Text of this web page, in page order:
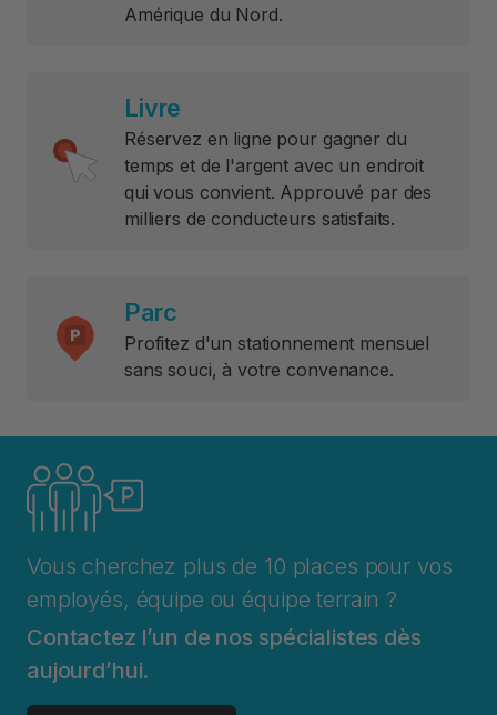
Amérique du Nord.
Livre
Réservez en ligne pour gagner du
temps et de l'argent avec un endroit
qui vous convient. Approuvé par des
milliers de conducteurs satisfaits.
Parc
Profitez d'un stationnement mensuel
sans souci, à votre convenance.
Vous cherchez plus de 10 places pour vos
employés, équipe ou équipe terrain ?
Contactez l’un de nos spécialistes dès
aujourd’hui.